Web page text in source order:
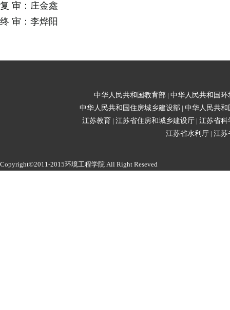
复 审：庄金鑫
终 审：李烨阳
中华人民共和国教育部 | 中华人民共和国环
中华人民共和国住房城乡建设部 | 中华人民共和
江苏教育 | 江苏省住房和城乡建设厅 | 江苏省科
江苏省水利厅 | 江苏
Copyright©2011-2015环境工程学院 All Right Reseved